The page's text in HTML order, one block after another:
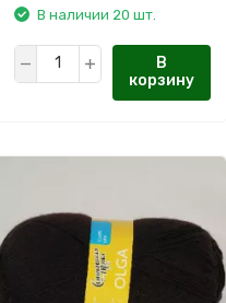
В наличии 20 шт.
В
корзину